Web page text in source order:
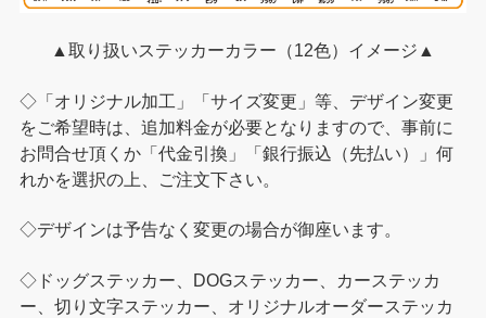
▲取り扱いステッカーカラー（12色）イメージ▲
◇「オリジナル加工」「サイズ変更」等、デザイン変更
をご希望時は、追加料金が必要となりますので、事前に
お問合せ頂くか「代金引換」「銀行振込（先払い）」何
れかを選択の上、ご注文下さい。
◇デザインは予告なく変更の場合が御座います。
◇ドッグステッカー、DOGステッカー、カーステッカ
ー、切り文字ステッカー、オリジナルオーダーステッカ